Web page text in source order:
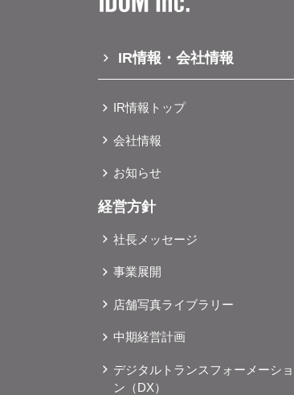
IR情報・会社情報
IR情報トップ
会社情報
お知らせ
経営方針
社長メッセージ
事業展開
店舗写真ライブラリー
中期経営計画
デジタルトランスフォーメーショ
ン（DX）